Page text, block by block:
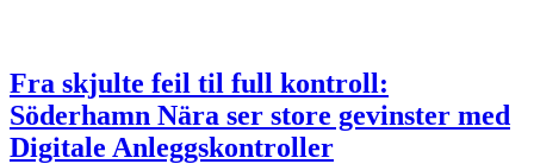
Fra skjulte feil til full kontroll:
Söderhamn Nära ser store gevinster med
Digitale Anleggskontroller